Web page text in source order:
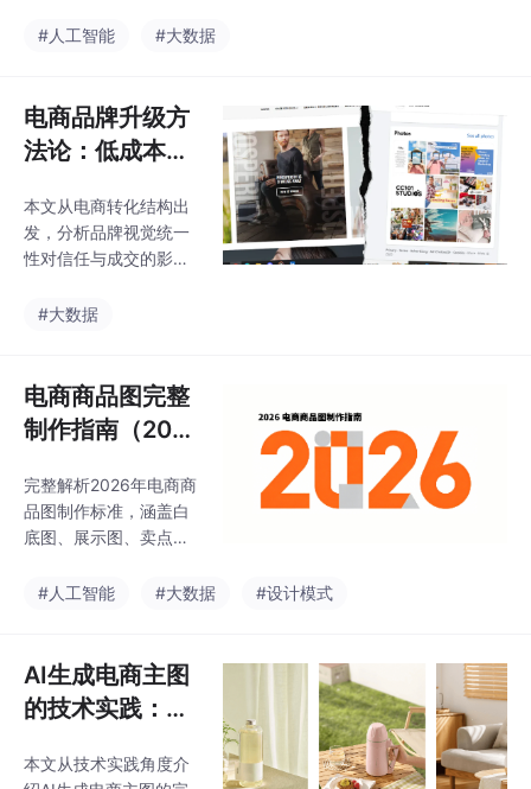
虚拟模特生成；8.网易
量。本文精选10款AI工
图/模特图；2.豆包-自
动生成营销文案；3.阿
里妈妈AI智投-智能广告
础设计；5.绘蛙-阿里系
内容创作工具；6.讯飞
智作-虚拟主播/配音；7.
8.网易七鱼-智能客服；
#人工智能 #大数据
电商品牌升级方
法论：低成本品
转化率？
本文从电商转化结构出
发，分析品牌视觉统一
性对信任与成交的影
设计流程。通过 Logo
试等步骤，构建可复用
的品牌设计系统，适合
创业者与中小电商团队
#大数据
电商商品图完整
制作指南（202
完整解析2026年电商商
品图制作标准，涵盖白
底图、展示图、卖点图
提供高转化率商品图结
图，提升点击率和转化
率，打造更具竞争力的
电商品牌视觉。
#人工智能 #大数据 #设计模式
AI生成电商主图
的技术实践：从
提升10倍的完整
本文从技术实践角度介